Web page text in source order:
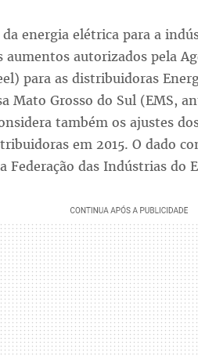
energia elétrica para a
aumentos autorizados pela
para as distribuidoras
Mato Grosso do Sul (EMS,
também os ajustes
em 2015. O dado
Federação das Indústrias do